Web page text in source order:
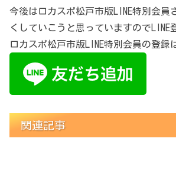
今後はロカスポ松戸市版LINE特別会員
くしていこうと思っていますのでLINE
ロカスポ松戸市版LINE特別会員の登録
関連記事